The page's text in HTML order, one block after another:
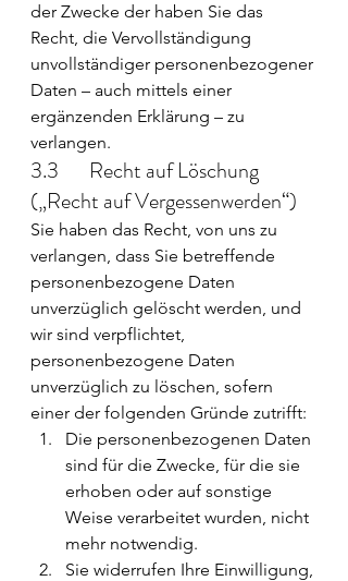
der Zwecke der haben Sie das
Recht, die Vervollständigung
unvollständiger personenbezogener
Daten – auch mittels einer
ergänzenden Erklärung – zu
verlangen.
3.3       Recht auf Löschung
(„Recht auf Vergessenwerden“)
Sie haben das Recht, von uns zu
verlangen, dass Sie betreffende
personenbezogene Daten
unverzüglich gelöscht werden, und
wir sind verpflichtet,
personenbezogene Daten
unverzüglich zu löschen, sofern
einer der folgenden Gründe zutrifft:
Die personenbezogenen Daten
sind für die Zwecke, für die sie
erhoben oder auf sonstige
Weise verarbeitet wurden, nicht
mehr notwendig.
Sie widerrufen Ihre Einwilligung,